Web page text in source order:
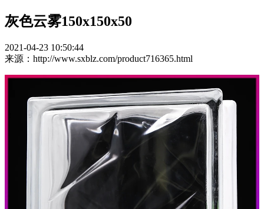
灰色云雾150x150x50
2021-04-23 10:50:44
来源：http://www.sxblz.com/product716365.html